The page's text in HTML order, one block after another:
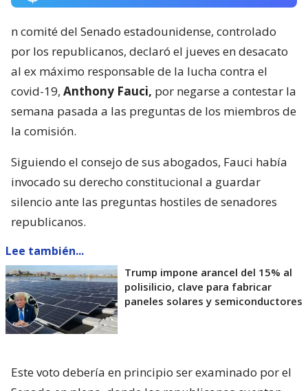
n comité del Senado estadounidense, controlado
por los republicanos, declaró el jueves en desacato
al ex máximo responsable de la lucha contra el
covid-19, Anthony Fauci, por negarse a contestar la
semana pasada a las preguntas de los miembros de
la comisión.
Siguiendo el consejo de sus abogados, Fauci había
invocado su derecho constitucional a guardar
silencio ante las preguntas hostiles de senadores
republicanos.
Lee también...
Trump impone arancel del 15% al
polisilicio, clave para fabricar
paneles solares y semiconductores
Este voto debería en principio ser examinado por el